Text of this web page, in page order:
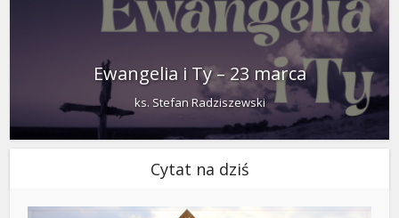
Ewangelia i Ty – 23 marca
ks. Stefan Radziszewski
Cytat na dziś